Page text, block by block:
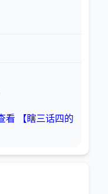
看 【瞎三话四的